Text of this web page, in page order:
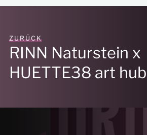
ZURÜCK
RINN Naturstein x
HUETTE38 art hub